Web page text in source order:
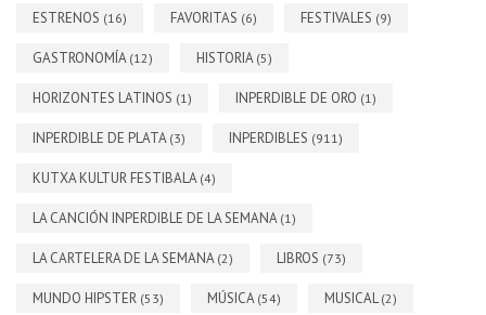
ESTRENOS (16) FAVORITAS (6) FESTIVALES (9)
GASTRONOMÍA (12) HISTORIA (5)
HORIZONTES LATINOS (1) INPERDIBLE DE ORO (1)
INPERDIBLE DE PLATA (3) INPERDIBLES (911)
KUTXA KULTUR FESTIBALA (4)
LA CANCIÓN INPERDIBLE DE LA SEMANA (1)
LA CARTELERA DE LA SEMANA (2) LIBROS (73)
MUNDO HIPSTER (53) MÚSICA (54) MUSICAL(2)